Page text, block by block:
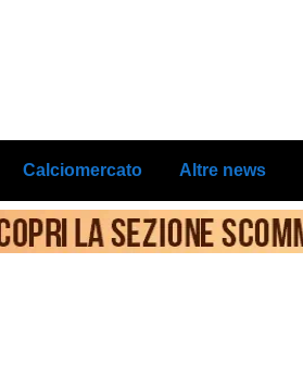
Calciomercato Altre news